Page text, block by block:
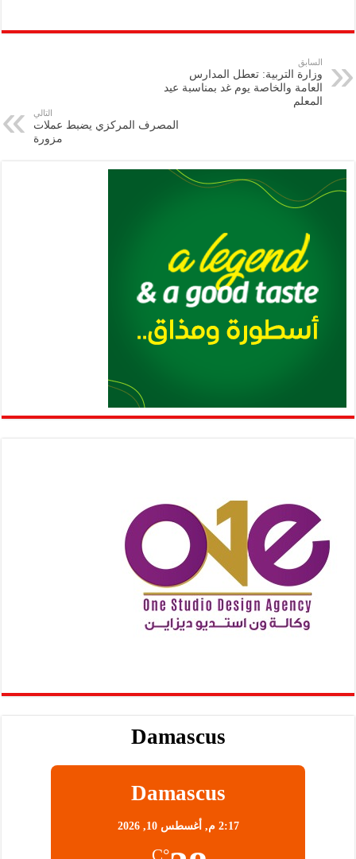
p
y
Li
n
eb
k
tt
nt
at
A
p
gr
ai
ar
السابق
وزارة التربية: تعطل المدارس
العامة والخاصة يوم غد بمناسبة عيد
المعلم
التالي
المصرف المركزي يضبط عملات
مزورة
Damascus
Damascus
2:17 م, أغسطس 10, 2026
°C